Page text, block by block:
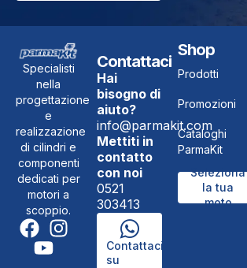
Specialisti
nella
progettazione
e
realizzazione
di cilindri e
componenti
dedicati per
motori a
scoppio.
Contattaci
Hai
bisogno di
aiuto?
info@parmakit.com
Mettiti in
contatto
con noi
0521
303413
Contattaci
su
Shop
Prodotti
Promozioni
Cataloghi
ParmaKit
Seleziona
la tua
moto